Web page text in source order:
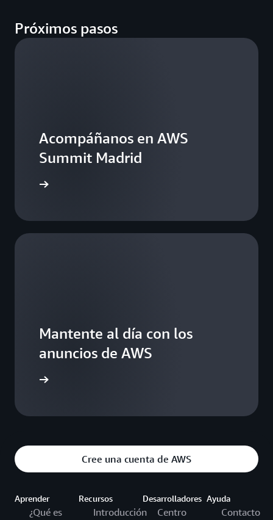
Próximos pasos
Acompáñanos en AWS
Summit Madrid
Mantente al día con los
anuncios de AWS
Cree una cuenta de AWS
Aprender
¿Qué es
Recursos
Introducción
Desarrolladores
Centro
Ayuda
Contacto